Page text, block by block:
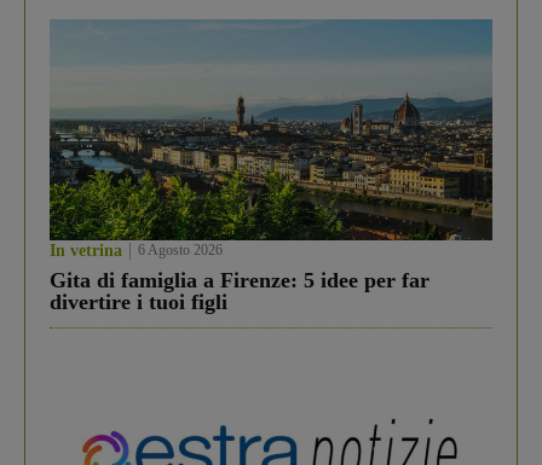
In vetrina 6 Agosto 2026
Gita di famiglia a Firenze: 5 idee per far
divertire i tuoi figli